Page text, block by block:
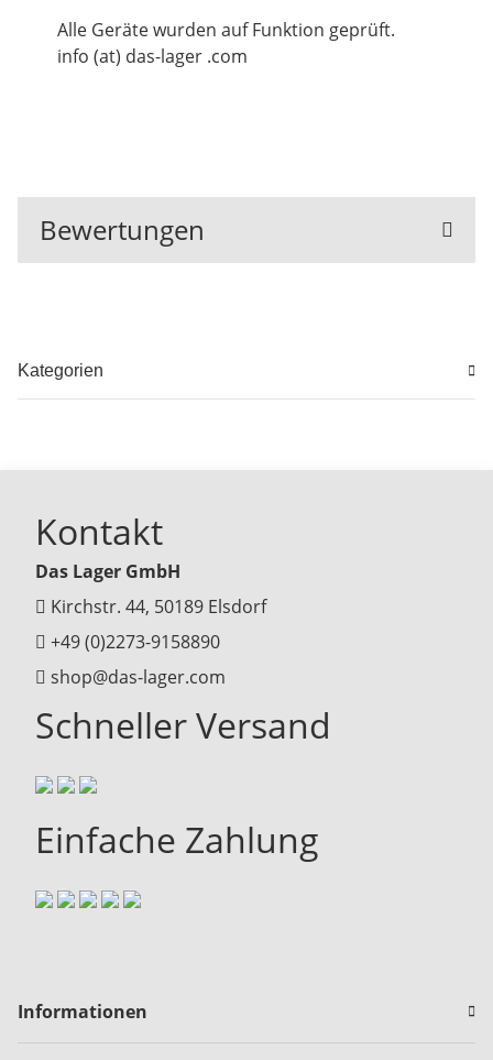
Alle Geräte wurden auf Funktion geprüft.
info (at) das-lager .com
Bewertungen
Kategorien
Kontakt
Das Lager GmbH
Kirchstr. 44, 50189 Elsdorf
+49 (0)2273-9158890
shop@das-lager.com
Schneller Versand
Einfache Zahlung
Informationen